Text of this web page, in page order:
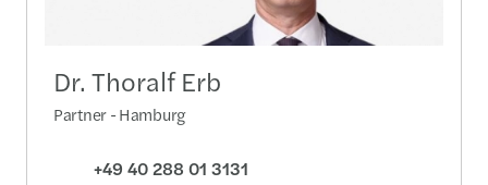
Dr. Thoralf Erb
Partner - Hamburg
+49 40 288 01 3131